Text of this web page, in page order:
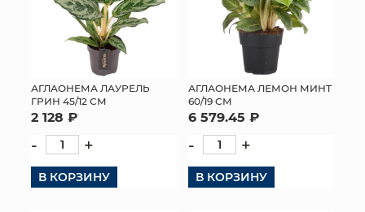
АГЛАОНЕМА ЛАУРЕЛЬ
ГРИН 45/12 СМ
2 128 ₽
- +
В КОРЗИНУ
АГЛАОНЕМА ЛЕМОН МИНТ
60/19 СМ
6 579.45 ₽
- +
В КОРЗИНУ